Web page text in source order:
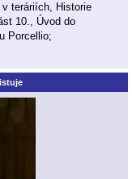
teráriích, Historie
10., Úvod do
Porcellio;